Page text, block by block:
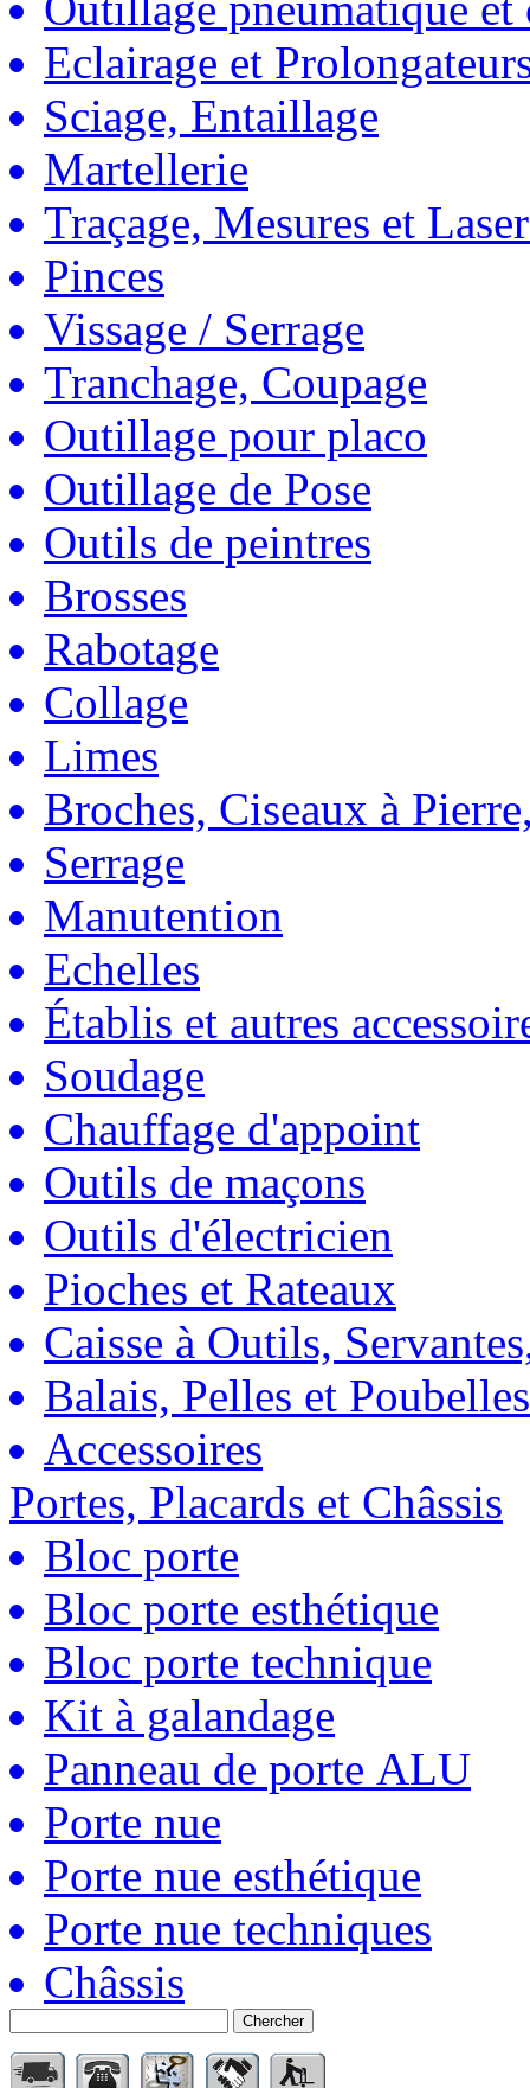
Eclairage et
Sciage, Entaillage
Martellerie
Traçage, Mesures et
Pinces
Vissage / Serrage
Tranchage, Coupage
Outillage pour placo
Outillage de Pose
Outils de peintres
Brosses
Rabotage
Collage
Limes
Broches, Ciseaux à
Serrage
Manutention
Echelles
Établis et autres
Soudage
Chauffage d'appoint
Outils de maçons
Outils d'électricien
Pioches et Rateaux
Caisse à Outils,
Balais, Pelles et Poubelles
Accessoires
Portes, Placards et Châssis
Bloc porte
Bloc porte esthétique
Bloc porte technique
Kit à galandage
Panneau de porte ALU
Porte nue
Porte nue esthétique
Porte nue techniques
Châssis
Chercher